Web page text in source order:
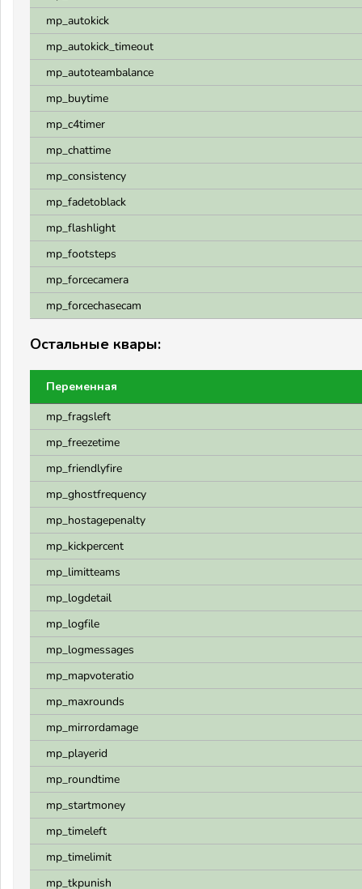
mp_autokick
mp_autokick_timeout
mp_autoteambalance
mp_buytime
mp_c4timer
mp_chattime
mp_consistency
mp_fadetoblack
mp_flashlight
mp_footsteps
mp_forcecamera
mp_forcechasecam
Остальные квары:
Переменная
mp_fragsleft
mp_freezetime
mp_friendlyfire
mp_ghostfrequency
mp_hostagepenalty
mp_kickpercent
mp_limitteams
mp_logdetail
mp_logfile
mp_logmessages
mp_mapvoteratio
mp_maxrounds
mp_mirrordamage
mp_playerid
mp_roundtime
mp_startmoney
mp_timeleft
mp_timelimit
mp_tkpunish